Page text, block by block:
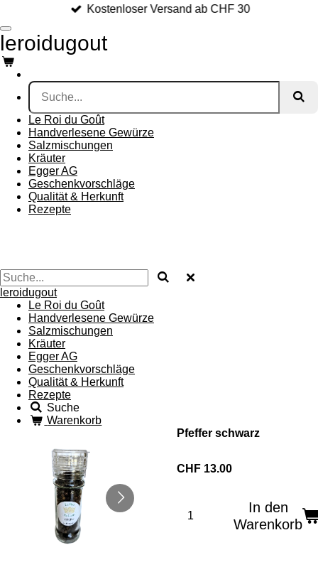
Hauptinhalt
springen
Kostenloser Versand ab CHF 30
leroidugout
Le Roi du Goût
Handverlesene Gewürze
Salzmischungen
Kräuter
Egger AG
Geschenkvorschläge
Qualität & Herkunft
Rezepte
leroidugout
Le Roi du Goût
Handverlesene Gewürze
Salzmischungen
Kräuter
Egger AG
Geschenkvorschläge
Qualität & Herkunft
Rezepte
Suche
Warenkorb
Pfeffer schwarz
CHF 13.00
In den
Warenkorb